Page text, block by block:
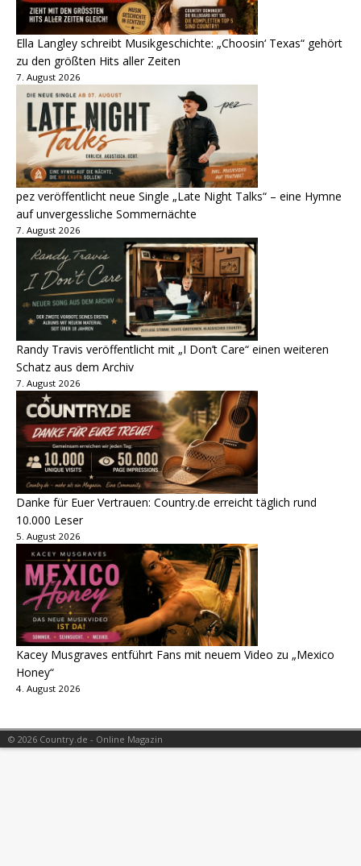
Ella Langley schreibt Musikgeschichte: „Choosin‘ Texas“ gehört
zu den größten Hits aller Zeiten
7. August 2026
pez veröffentlicht neue Single „Late Night Talks“ – eine Hymne
auf unvergessliche Sommernächte
7. August 2026
Randy Travis veröffentlicht mit „I Don’t Care“ einen weiteren
Schatz aus dem Archiv
7. August 2026
Danke für Euer Vertrauen: Country.de erreicht täglich rund
10.000 Leser
5. August 2026
Kacey Musgraves entführt Fans mit neuem Video zu „Mexico
Honey“
4. August 2026
© 2026 Country.de - Online Magazin